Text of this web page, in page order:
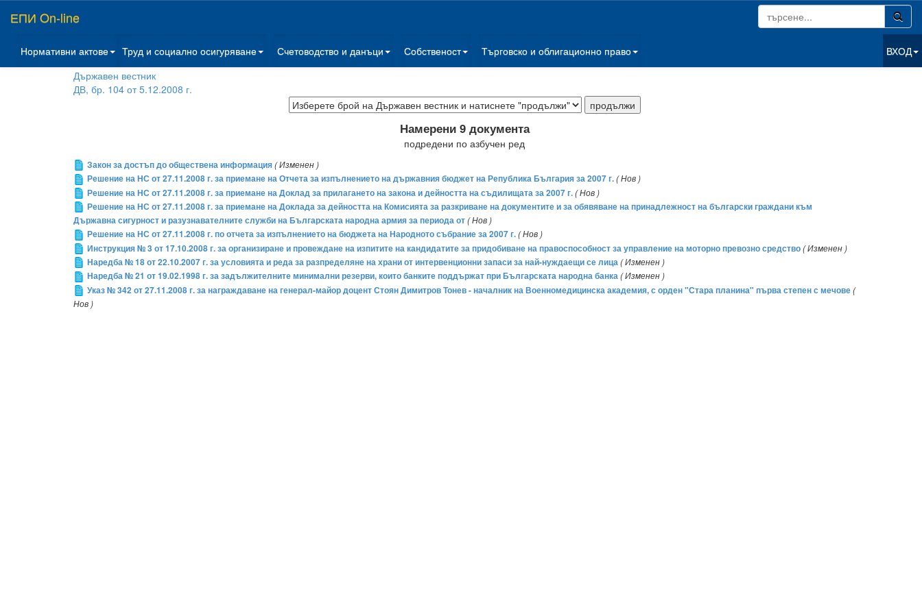
ЕПИ On-line
Нормативни актове Труд и социално осигуряване Счетоводство и данъци Собственост Търговско и облигационно право
ВХОД
Държавен вестник
ДВ, бр. 104 от 5.12.2008 г.
Намерени 9 документа
подредени по азбучен ред
Закон за достъп до обществена информация( Изменен )
Решение на НС от 27.11.2008 г. за приемане на Отчета за изпълнението на държавния бюджет на Република България за 2007 г.( Нов )
Решение на НС от 27.11.2008 г. за приемане на Доклад за прилагането на закона и дейността на съдилищата за 2007 г.( Нов )
Решение на НС от 27.11.2008 г. за приемане на Доклада за дейността на Комисията за разкриване на документите и за обявяване на принадлежност на български граждани към
Държавна сигурност и разузнавателните служби на Българската народна армия за периода от( Нов )
Решение на НС от 27.11.2008 г. по отчета за изпълнението на бюджета на Народното събрание за 2007 г.( Нов )
Инструкция № 3 от 17.10.2008 г. за организиране и провеждане на изпитите на кандидатите за придобиване на правоспособност за управление на моторно превозно средство( Изменен )
Наредба № 18 от 22.10.2007 г. за условията и реда за разпределяне на храни от интервенционни запаси за най-нуждаещи се лица( Изменен )
Наредба № 21 от 19.02.1998 г. за задължителните минимални резерви, които банките поддържат при Българската народна банка( Изменен )
Указ № 342 от 27.11.2008 г. за награждаване на генерал-майор доцент Стоян Димитров Тонев - началник на Военномедицинска академия, с орден "Стара планина" първа степен с мечове(
Нов )